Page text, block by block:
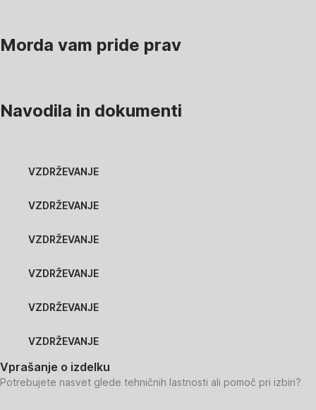
Morda vam pride prav
Navodila in dokumenti
VZDRŽEVANJE
VZDRŽEVANJE
VZDRŽEVANJE
VZDRŽEVANJE
VZDRŽEVANJE
VZDRŽEVANJE
Vprašanje o izdelku
Potrebujete nasvet glede tehničnih lastnosti ali pomoč pri izbiri?